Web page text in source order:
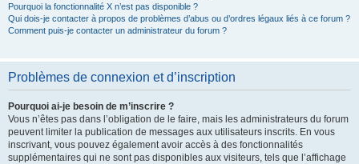
Pourquoi la fonctionnalité X n’est pas disponible ?
Qui dois-je contacter à propos de problèmes d’abus ou d’ordres légaux liés à ce forum ?
Comment puis-je contacter un administrateur du forum ?
Problèmes de connexion et d’inscription
Pourquoi ai-je besoin de m’inscrire ?
Vous n’êtes pas dans l’obligation de le faire, mais les administrateurs du forum
peuvent limiter la publication de messages aux utilisateurs inscrits. En vous
inscrivant, vous pouvez également avoir accès à des fonctionnalités
supplémentaires qui ne sont pas disponibles aux visiteurs, tels que l’affichage